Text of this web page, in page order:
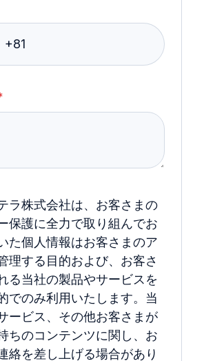
ラ株式会社は、お客さまの
保護に全力で取り組んでお
た個人情報はお客さまのア
理する目的および、お客さ
る当社の製品やサービスを
でのみ利用いたします。当
ービス、その他お客さまが
ちのコンテンツに関し、お
絡を差し上げる場合があり